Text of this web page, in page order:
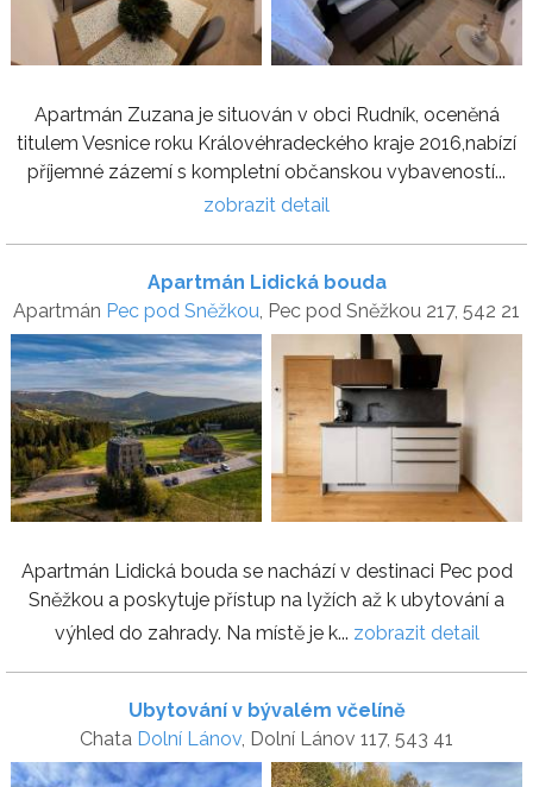
Apartmán Zuzana je situován v obci Rudník, oceněná
titulem Vesnice roku Královéhradeckého kraje 2016,nabízí
příjemné zázemí s kompletní občanskou vybaveností...
zobrazit detail
Apartmán Lidická bouda
Apartmán Pec pod Sněžkou, Pec pod Sněžkou 217, 542 21
Apartmán Lidická bouda se nachází v destinaci Pec pod
Sněžkou a poskytuje přístup na lyžích až k ubytování a
výhled do zahrady. Na místě je k... zobrazit detail
Ubytování v bývalém včelíně
Chata Dolní Lánov, Dolní Lánov 117, 543 41